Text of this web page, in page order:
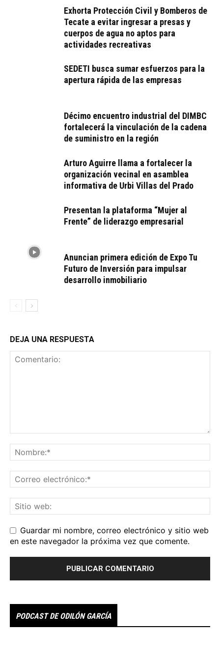
Exhorta Protección Civil y Bomberos de
Tecate a evitar ingresar a presas y
cuerpos de agua no aptos para
actividades recreativas
SEDETI busca sumar esfuerzos para la
apertura rápida de las empresas
Décimo encuentro industrial del DIMBC
fortalecerá la vinculación de la cadena
de suministro en la región
Arturo Aguirre llama a fortalecer la
organización vecinal en asamblea
informativa de Urbi Villas del Prado
Presentan la plataforma “Mujer al
Frente” de liderazgo empresarial
Anuncian primera edición de Expo Tu
Futuro de Inversión para impulsar
desarrollo inmobiliario
DEJA UNA RESPUESTA
Guardar mi nombre, correo electrónico y sitio web
en este navegador la próxima vez que comente.
PODCAST DE ODILÓN GARCÍA